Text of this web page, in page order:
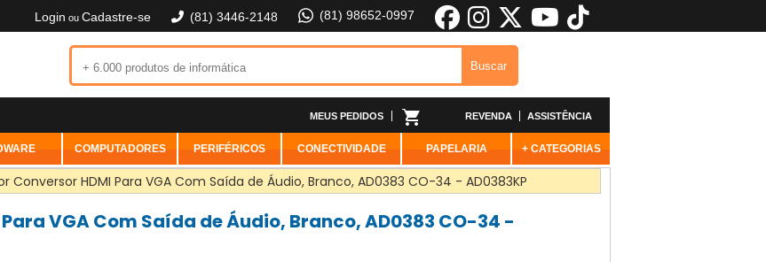
(81) 98652-0997
(81) 3446-2148
Login ou Cadastre-se
MEUS PEDIDOS REVENDA ASSISTÊNCIA
COMPUTADORES PERIFÉRICOS CONECTIVIDADE PAPELARIA + CATEGORIAS
Conversor HDMI Para VGA Com Saída de Áudio, Branco, AD0383 CO-34 - AD0383KP
VGA Com Saída de Áudio, Branco, AD0383 CO-34 -